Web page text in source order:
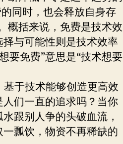
同时，也会释放自身存
概括来说，免费是技术效
与可能性则是技术效率
要免费”意思是“技术想要
于技术能够创造更高效
们一直的追求吗？当你
跟别人争的头破血流，
瓢饮，物资不再稀缺的